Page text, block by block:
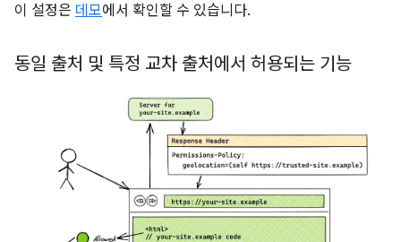
이 설정은 데모에서 확인할 수 있습니다.
동일 출처 및 특정 교차 출처에서 허용되는 기능